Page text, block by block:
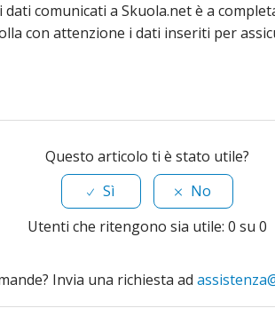
dati comunicati a Skuola.net è a
con attenzione i dati inseriti per
Questo articolo ti è stato utile?
Sì
No
Utenti che ritengono sia utile: 0 su 0
Invia una richiesta ad